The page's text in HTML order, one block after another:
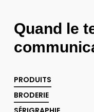
Quand le
PRODUITS
BRODERIE